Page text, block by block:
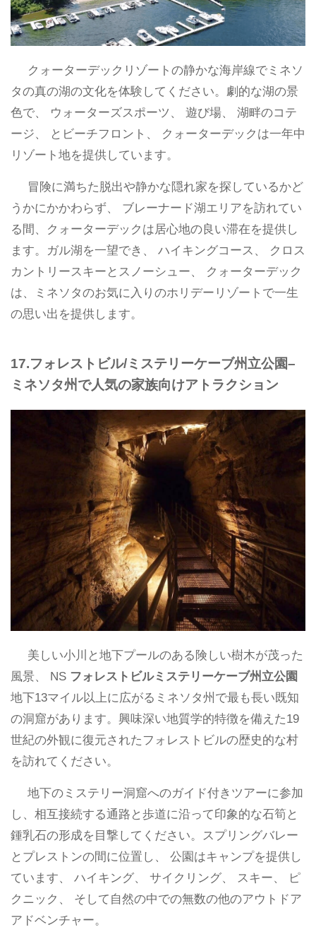
クォーターデックリゾートの静かな海岸線でミネソ
タの真の湖の文化を体験してください。劇的な湖の景
色で、 ウォーターズスポーツ、 遊び場、 湖畔のコテ
ージ、 とビーチフロント、 クォーターデックは一年中
リゾート地を提供しています。
冒険に満ちた脱出や静かな隠れ家を探しているかど
うかにかかわらず、 ブレーナード湖エリアを訪れてい
る間、クォーターデックは居心地の良い滞在を提供し
ます。ガル湖を一望でき、 ハイキングコース、 クロス
カントリースキーとスノーシュー、 クォーターデック
は、ミネソタのお気に入りのホリデーリゾートで一生
の思い出を提供します。
17.フォレストビル/ミステリーケーブ州立公園–
ミネソタ州で人気の家族向けアトラクション
美しい小川と地下プールのある険しい樹木が茂った
風景、 NS フォレストビルミステリーケーブ州立公園
地下13マイル以上に広がるミネソタ州で最も長い既知
の洞窟があります。興味深い地質学的特徴を備えた19
世紀の外観に復元されたフォレストビルの歴史的な村
を訪れてください。
地下のミステリー洞窟へのガイド付きツアーに参加
し、相互接続する通路と歩道に沿って印象的な石筍と
鍾乳石の形成を目撃してください。スプリングバレー
とプレストンの間に位置し、 公園はキャンプを提供し
ています、 ハイキング、 サイクリング、 スキー、 ピ
クニック、 そして自然の中での無数の他のアウトドア
アドベンチャー。